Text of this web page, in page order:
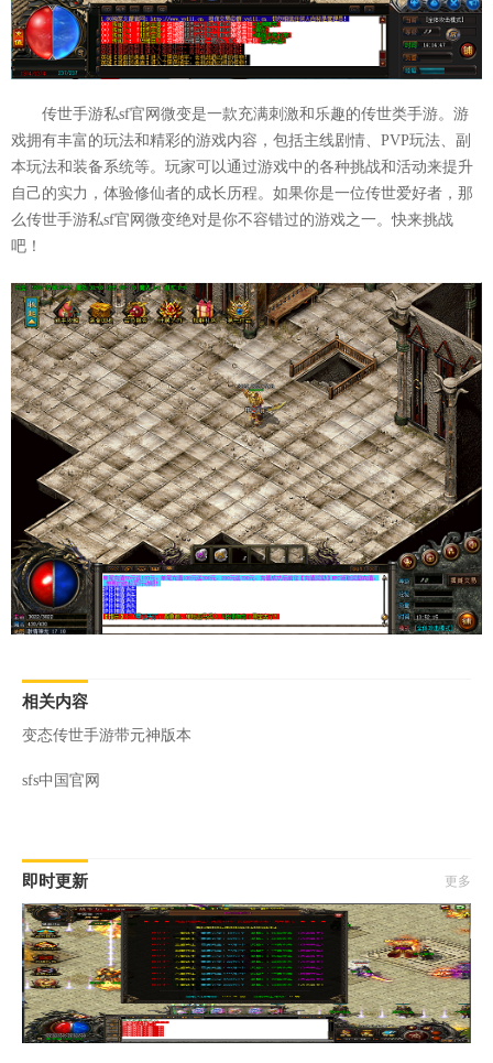
传世手游私sf官网微变是一款充满刺激和乐趣的传世类手游。游
戏拥有丰富的玩法和精彩的游戏内容，包括主线剧情、PVP玩法、副
本玩法和装备系统等。玩家可以通过游戏中的各种挑战和活动来提升
自己的实力，体验修仙者的成长历程。如果你是一位传世爱好者，那
么传世手游私sf官网微变绝对是你不容错过的游戏之一。快来挑战
吧！
相关内容
变态传世手游带元神版本
sfs中国官网
即时更新 更多